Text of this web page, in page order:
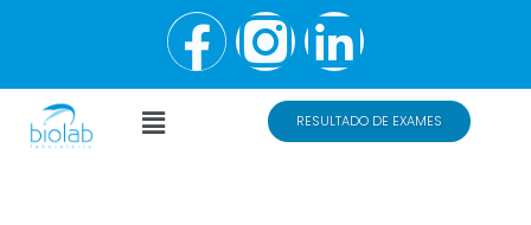
RESULTADO DE EXAMES